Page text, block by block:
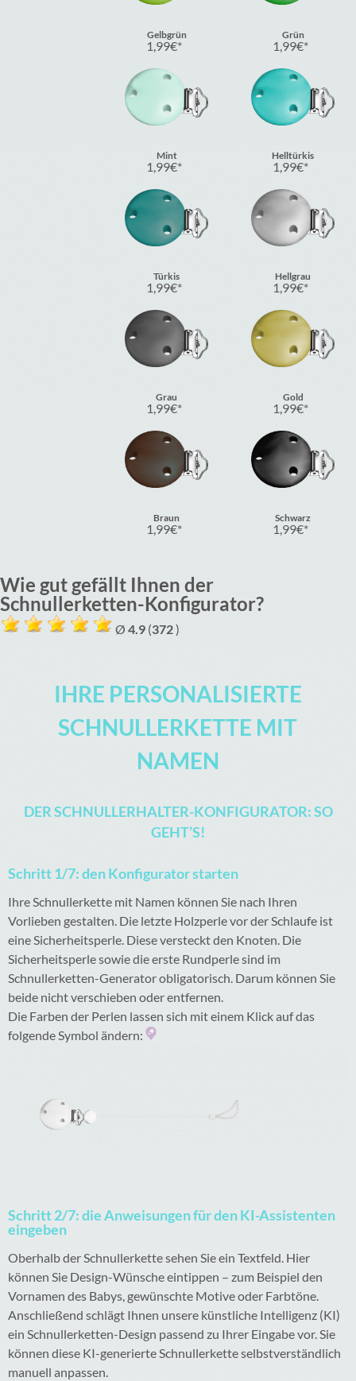
Gelbgrün
1,99€
Grün
1,99€
Mint
1,99€
Helltürkis
1,99€
Türkis
1,99€
Hellgrau
1,99€
Grau
1,99€
Gold
1,99€
Braun
1,99€
Schwarz
1,99€
Wie gut gefällt Ihnen der
Schnullerketten-Konfigurator?
Ø 4.9 (372)
IHRE PERSONALISIERTE
SCHNULLERKETTE MIT
NAMEN
DER SCHNULLERHALTER-KONFIGURATOR: SO
GEHT’S!
Schritt 1/7: den Konfigurator starten
Ihre Schnullerkette mit Namen können Sie nach Ihren
Vorlieben gestalten. Die letzte Holzperle vor der Schlaufe ist
eine Sicherheitsperle. Diese versteckt den Knoten. Die
Sicherheitsperle sowie die erste Rundperle sind im
Schnullerketten-Generator obligatorisch. Darum können Sie
beide nicht verschieben oder entfernen.
Die Farben der Perlen lassen sich mit einem Klick auf das
folgende Symbol ändern:
Schritt 2/7: die Anweisungen für den KI-Assistenten
eingeben
Oberhalb der Schnullerkette sehen Sie ein Textfeld. Hier
können Sie Design-Wünsche eintippen – zum Beispiel den
Vornamen des Babys, gewünschte Motive oder Farbtöne.
Anschließend schlägt Ihnen unsere künstliche Intelligenz (KI)
ein Schnullerketten-Design passend zu Ihrer Eingabe vor. Sie
können diese KI-generierte Schnullerkette selbstverständlich
manuell anpassen.